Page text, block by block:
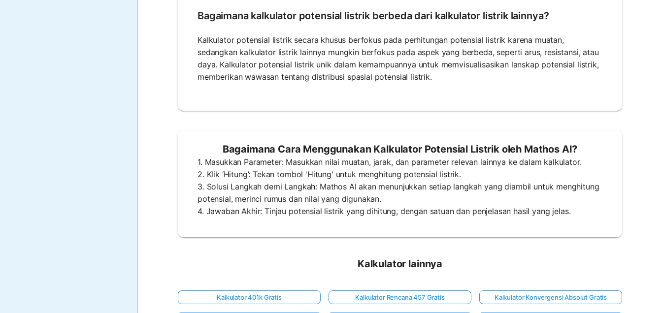
Bagaimana kalkulator potensial listrik berbeda dari kalkulator listrik lainnya?
Kalkulator potensial listrik secara khusus berfokus pada perhitungan potensial listrik karena muatan,
sedangkan kalkulator listrik lainnya mungkin berfokus pada aspek yang berbeda, seperti arus, resistansi, atau
daya. Kalkulator potensial listrik unik dalam kemampuannya untuk memvisualisasikan lanskap potensial listrik,
memberikan wawasan tentang distribusi spasial potensial listrik.
Bagaimana Cara Menggunakan Kalkulator Potensial Listrik oleh Mathos AI?
1. Masukkan Parameter: Masukkan nilai muatan, jarak, dan parameter relevan lainnya ke dalam kalkulator.
2. Klik ‘Hitung’: Tekan tombol 'Hitung' untuk menghitung potensial listrik.
3. Solusi Langkah demi Langkah: Mathos AI akan menunjukkan setiap langkah yang diambil untuk menghitung
potensial, merinci rumus dan nilai yang digunakan.
4. Jawaban Akhir: Tinjau potensial listrik yang dihitung, dengan satuan dan penjelasan hasil yang jelas.
Kalkulator lainnya
Kalkulator 401k Gratis Kalkulator Rencana 457 Gratis Kalkulator Konvergensi Absolut Gratis